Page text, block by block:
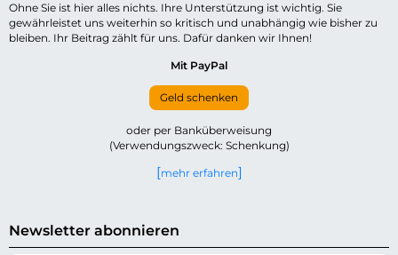
Ohne Sie ist hier alles nichts. Ihre Unterstützung ist wichtig. Sie
gewährleistet uns weiterhin so kritisch und unabhängig wie bisher zu
bleiben. Ihr Beitrag zählt für uns. Dafür danken wir Ihnen!
Mit PayPal
Geld schenken
oder per Banküberweisung
(Verwendungszweck: Schenkung)
mehr erfahren
Newsletter abonnieren